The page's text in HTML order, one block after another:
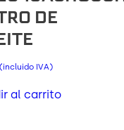
DE
(incluido IVA)
al carrito